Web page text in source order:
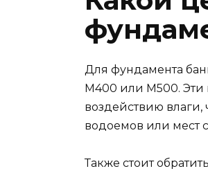
Для фундамента
M400 или M500.
воздействию
водоемов или мест
Также стоит